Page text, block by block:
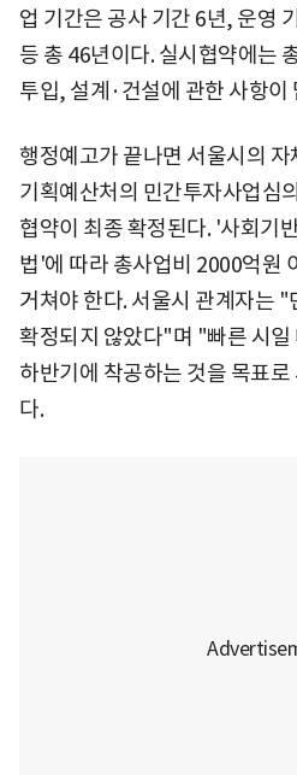
업 기간은 공사 기간 6년, 운영
등 총 46년이다. 실시협약에는
투입, 설계·건설에 관한 사항이
행정예고가 끝나면 서울시의
기획예산처의 민간투자사업심
협약이 최종 확정된다. '사회기
법'에 따라 총사업비 2000억원
거쳐야 한다. 서울시 관계자는 "
확정되지 않았다"며 "빠른 시일
하반기에 착공하는 것을 목표
다.